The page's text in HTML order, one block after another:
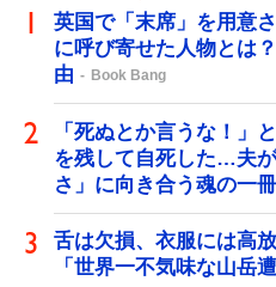
英国で「末席」を用意
に呼び寄せた人物とは
由
Book Bang
「死ぬとか言うな！」
を残して自死した…夫
さ」に向き合う魂の一冊
舌は欠損、衣服には高
「世界一不気味な山岳